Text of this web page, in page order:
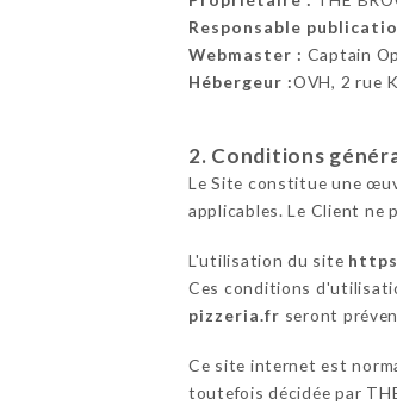
Responsable
Webmaster : Captain
Hébergeur :OVH, 2 rue
2. Conditions
Le Site constitue une
applicables. Le Client ne
L'utilisation du site
Ces conditions
pizzeria.fr seront
Ce site internet est
toutefois décidée par